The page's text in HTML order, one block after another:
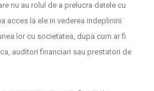
nu au rolul de a prelucra datele cu
acces la ele in vederea indeplinirii
lor cu societatea, dupa cum ar fi
auditori financiari sau prestatori de